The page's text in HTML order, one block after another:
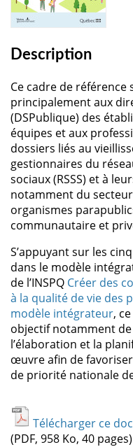
Description
Ce cadre de référence
principalement aux
(DSPublique) des
équipes et aux
dossiers liés au
gestionnaires du
sociaux (RSSS) et à
notamment du
organismes
communautaire et
S’appuyant sur les
dans le modèle
de l’INSPQ Créer des
à la qualité de vie des
modèle intégrateur,
objectif notamment
l’élaboration et la
œuvre afin de
de priorité nationale
Télécharger ce
(PDF, 958 Ko, 40 pages)